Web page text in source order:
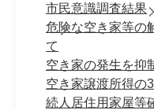
市民意識調査結果
危険な空き家等の
て
空き家の発生を抑
空き家譲渡所得の
続人居住用家屋等